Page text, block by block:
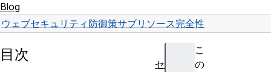
Blog
ウェブセキュリティ 防御策サブリソース完全性
こ
の
目次
セ